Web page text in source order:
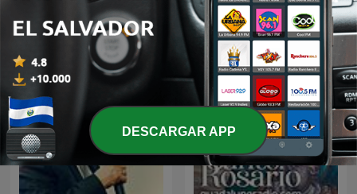
Restauracion Predicaciones Cristianas
DESCARGAR APP